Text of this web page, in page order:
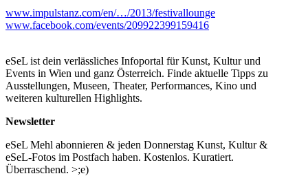
Indem Porcelain Hip in der scheinbar harmlosen Oberfläche des
Pop aufgeht, diese Popklischees aber ständig lustvoll
modifiziert durch eine Stimmveränderungsmaschine - mit
Anklängen an einen lächelnden Klaus Nomi und die Gruppe
Velvet Underground!
oder Half-Playback in “Pornophonic Symphonic Surround
Sound” die Bretter zum Glühen bringt, Joshua Korn seine
Gymnastic Splits performt und ein akustisches Bad in der Menge
der enthusiasmierten ZuhörerInnen nimmt!
www.impulstanz.com/en/…/2013/festivallounge
www.facebook.com/events/209922399159416
eSeL ist dein verlässliches Infoportal für Kunst, Kultur und
Events in Wien und ganz Österreich. Finde aktuelle Tipps zu
Ausstellungen, Museen, Theater, Performances, Kino und
weiteren kulturellen Highlights.
Newsletter
eSeL Mehl abonnieren & jeden Donnerstag Kunst, Kultur &
eSeL-Fotos im Postfach haben. Kostenlos. Kuratiert.
Überraschend. >;e)